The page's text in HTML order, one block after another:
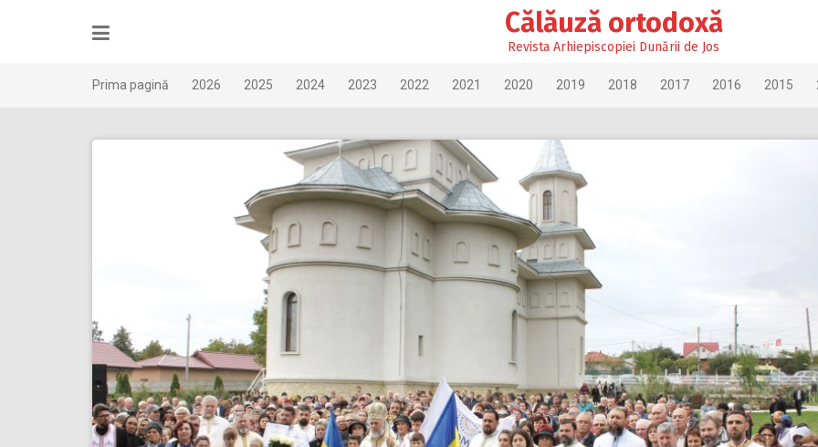
Călăuză ortodoxă
Revista Arhiepiscopiei Dunării de Jos
Prima pagină 2026 2025 2024 2023 2022 2021 2020 2019 2018 2017 2016 2015